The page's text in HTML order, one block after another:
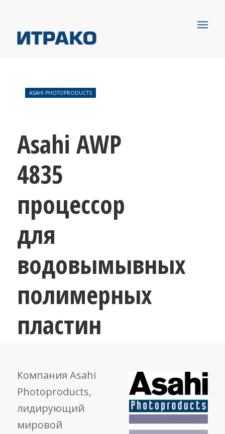
ASAHI PHOTOPRODUCTS
Asahi AWP
4835
процессор
для
водовымывных
полимерных
пластин
Компания Asahi
Photoproducts,
лидирующий
мировой